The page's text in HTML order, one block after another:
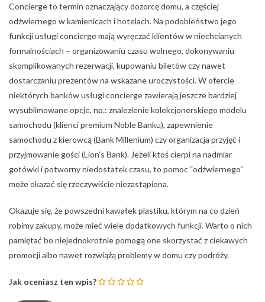
Concierge to termin oznaczający dozorcę domu, a częściej
odźwiernego w kamienicach i hotelach. Na podobieństwo jego
funkcji usługi concierge mają wyręczać klientów w niechcianych
formalnościach – organizowaniu czasu wolnego, dokonywaniu
skomplikowanych rezerwacji, kupowaniu biletów czy nawet
dostarczaniu prezentów na wskazane uroczystości. W ofercie
niektórych banków usługi concierge zawierają jeszcze bardziej
wysublimowane opcje, np.: znalezienie kolekcjonerskiego modelu
samochodu (klienci premium Noble Banku), zapewnienie
samochodu z kierowcą (Bank Millenium) czy organizacja przyjęć i
przyjmowanie gości (Lion’s Bank). Jeżeli ktoś cierpi na nadmiar
gotówki i potworny niedostatek czasu, to pomoc “odźwiernego”
może okazać się rzeczywiście niezastąpiona.
Okazuje się, że powszedni kawałek plastiku, którym na co dzień
robimy zakupy, może mieć wiele dodatkowych funkcji. Warto o nich
pamiętać bo niejednokrotnie pomogą one skorzystać z ciekawych
promocji albo nawet rozwiążą problemy w domu czy podróży.
Jak oceniasz ten wpis?